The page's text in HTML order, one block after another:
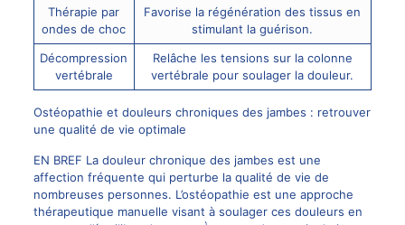
Thérapie par
ondes de choc
Favorise la régénération des tissus en
stimulant la guérison.
Décompression
vertébrale
Relâche les tensions sur la colonne
vertébrale pour soulager la douleur.
Ostéopathie et douleurs chroniques des jambes : retrouver
une qualité de vie optimale
EN BREF La douleur chronique des jambes est une
affection fréquente qui perturbe la qualité de vie de
nombreuses personnes. L’ostéopathie est une approche
thérapeutique manuelle visant à soulager ces douleurs en